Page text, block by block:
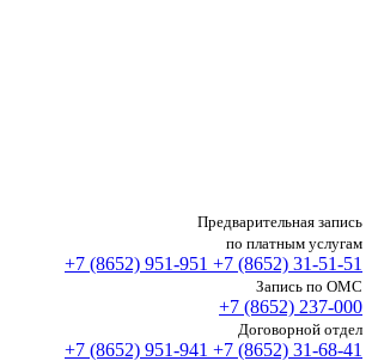
Предварительная запись
по платным услугам
+7 (8652) 951-951 +7 (8652) 31-51-51
Запись по ОМС
+7 (8652) 237-000
Договорной отдел
+7 (8652) 951-941 +7 (8652) 31-68-41